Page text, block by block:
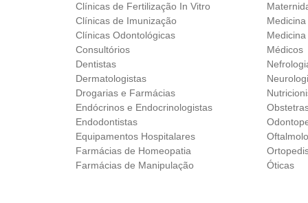
Clínicas de Fertilização In Vitro
Clínicas de Imunização
Clínicas Odontológicas
Consultórios
Dentistas
Dermatologistas
Drogarias e Farmácias
Endócrinos e Endocrinologistas
Endodontistas
Equipamentos Hospitalares
Farmácias de Homeopatia
Farmácias de Manipulação
Médicos
Óticas